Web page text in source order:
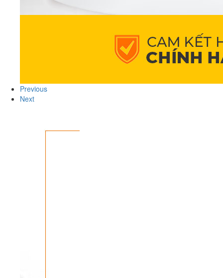
Previous
Next